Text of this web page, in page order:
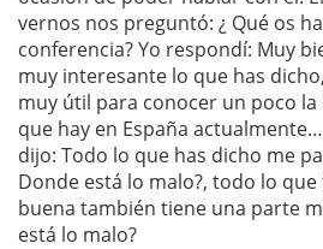
vernos nos preguntó: ¿ Qué os
conferencia? Yo respondí: Muy
muy interesante lo que has
muy útil para conocer un poco
que hay en España
dijo: Todo lo que has dicho me
Donde está lo malo?, todo lo
buena también tiene una parte
está lo malo?